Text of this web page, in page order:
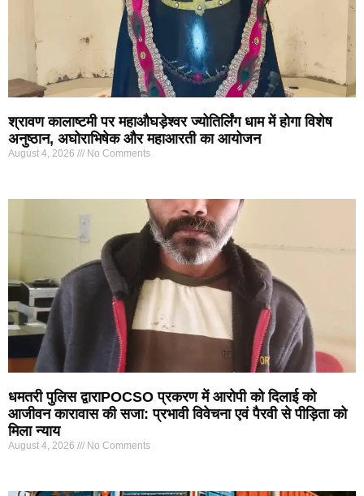
श्रावण कालाष्टमी पर महाऔघड़ेश्वर ज्योतिर्लिंग धाम में होगा विशेष
अनुष्ठान, अघोराभिषेक और महाआरती का आयोजन
August 4, 2026 No Comments
धमतरी पुलिस द्वाराPOCSO प्रकरण में आरोपी को दिलाई को
आजीवन कारावास की सजा: प्रभावी विवेचना एवं पैरवी से पीड़िता को
मिला न्याय
August 4, 2026 No Comments